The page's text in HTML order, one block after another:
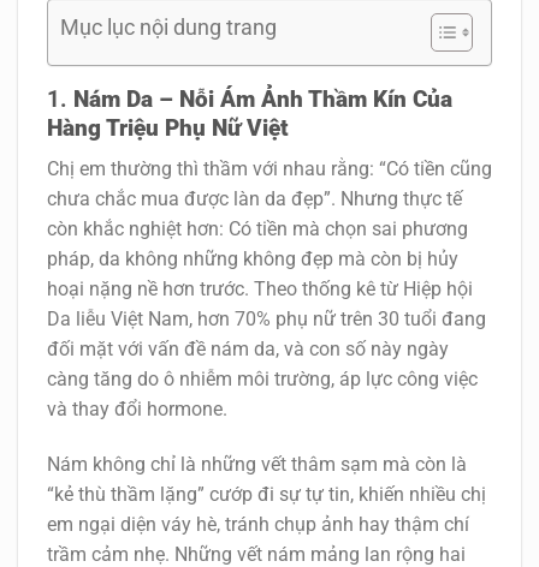
Mục lục nội dung trang
Nám Da – Nỗi Ám Ảnh Thầm Kín Của
Hàng Triệu Phụ Nữ Việt
Chị em thường thì thầm với nhau rằng: “Có tiền cũng
chưa chắc mua được làn da đẹp”. Nhưng thực tế
còn khắc nghiệt hơn: Có tiền mà chọn sai phương
pháp, da không những không đẹp mà còn bị hủy
hoại nặng nề hơn trước. Theo thống kê từ Hiệp hội
Da liễu Việt Nam, hơn 70% phụ nữ trên 30 tuổi đang
đối mặt với vấn đề nám da, và con số này ngày
càng tăng do ô nhiễm môi trường, áp lực công việc
và thay đổi hormone.
Nám không chỉ là những vết thâm sạm mà còn là
“kẻ thù thầm lặng” cướp đi sự tự tin, khiến nhiều chị
em ngại diện váy hè, tránh chụp ảnh hay thậm chí
trầm cảm nhẹ. Những vết nám mảng lan rộng hai